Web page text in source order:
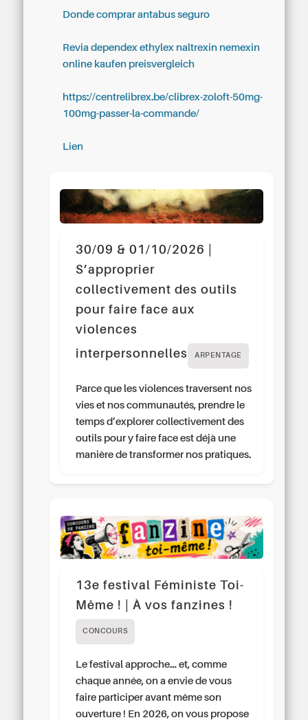
Donde comprar antabus seguro
Revia dependex ethylex naltrexin nemexin
online kaufen preisvergleich
https://centrelibrex.be/clibrex-zoloft-50mg-
100mg-passer-la-commande/
Lien
30/09 & 01/10/2026 |
S’approprier
collectivement des outils
pour faire face aux
violences
interpersonnelles
ARPENTAGE
Parce que les violences traversent nos
vies et nos communautés, prendre le
temps d’explorer collectivement des
outils pour y faire face est déjà une
manière de transformer nos pratiques.
13e festival Féministe Toi-
Même ! | À vos fanzines !
CONCOURS
Le festival approche… et, comme
chaque année, on a envie de vous
faire participer avant même son
ouverture ! En 2026, on vous propose